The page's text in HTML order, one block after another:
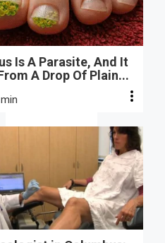
Is A Parasite, And It
A Drop Of Plain...